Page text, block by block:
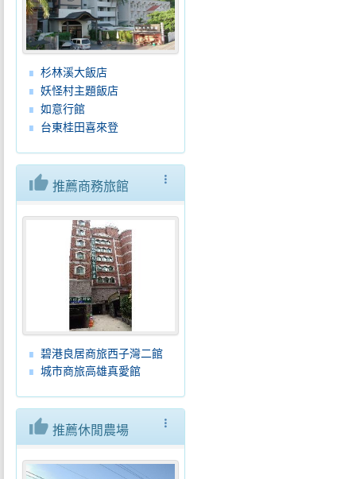
杉林溪大飯店
妖怪村主題飯店
如意行館
台東桂田喜來登
more_vert
thumb_up 推薦商務旅館
碧港良居商旅西子灣二館
城市商旅高雄真愛館
more_vert
thumb_up 推薦休閒農場